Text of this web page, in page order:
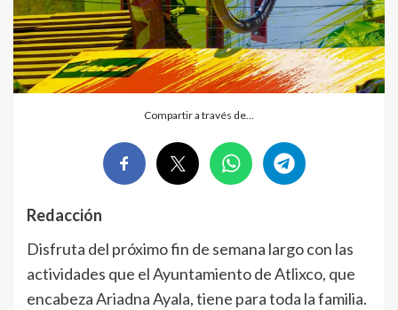
Compartir a través de…
Redacción
Disfruta del próximo fin de semana largo con las
actividades que el Ayuntamiento de Atlixco, que
encabeza Ariadna Ayala, tiene para toda la familia.